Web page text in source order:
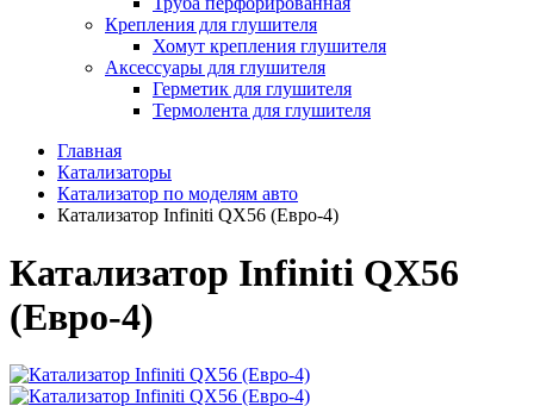
Крепления для глушителя
Хомут крепления глушителя
Аксессуары для глушителя
Герметик для глушителя
Термолента для глушителя
Главная
Катализаторы
Катализатор по моделям авто
Катализатор Infiniti QX56 (Евро-4)
Катализатор Infiniti QX56
(Евро-4)